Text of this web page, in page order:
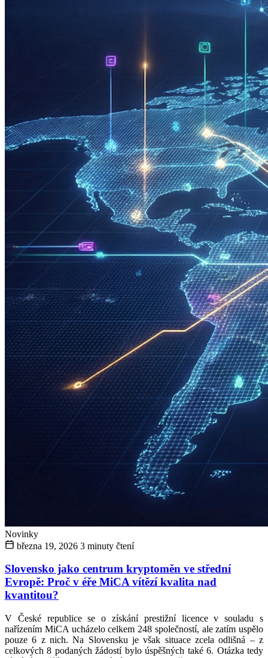
Novinky
března 19, 2026 3 minuty čtení
Slovensko jako centrum kryptoměn ve střední
Evropě: Proč v éře MiCA vítězí kvalita nad
kvantitou?
V České republice se o získání prestižní licence v souladu s
nařízením MiCA ucházelo celkem 248 společností, ale zatím uspělo
pouze 6 z nich. Na Slovensku je však situace zcela odlišná – z
celkových 8 podaných žádostí bylo úspěšných také 6. Otázka tedy